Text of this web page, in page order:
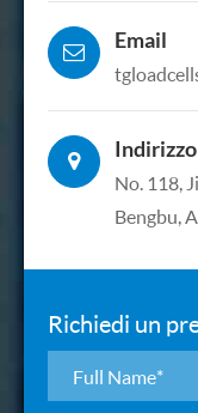
Email
Indirizzo
No. 118,
Bengbu,
Richiedi un